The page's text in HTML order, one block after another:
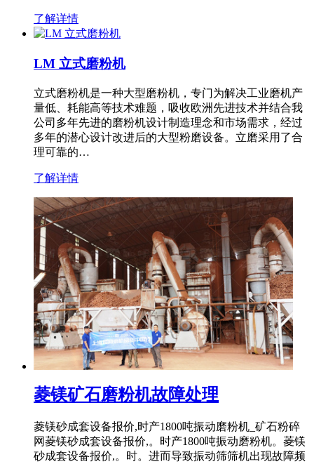
了解详情
LM 立式磨粉机
立式磨粉机是一种大型磨粉机，专门为解决工业磨机产
量低、耗能高等技术难题，吸收欧洲先进技术并结合我
公司多年先进的磨粉机设计制造理念和市场需求，经过
多年的潜心设计改进后的大型粉磨设备。立磨采用了合
理可靠的…
了解详情
菱镁矿石磨粉机故障处理
菱镁砂成套设备报价,时产1800吨振动磨粉机_矿石粉碎
网菱镁砂成套设备报价,。时产1800吨振动磨粉机。菱镁
砂成套设备报价,。时。进而导致振动筛筛机出现故障频